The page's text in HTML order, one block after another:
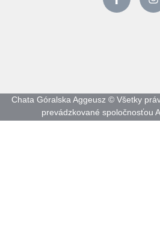
Chata Góralska Aggeusz © Všetky
prevádzkované spoločnosťou